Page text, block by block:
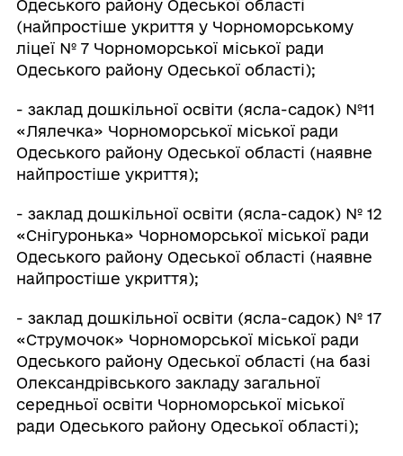
Одеського району Одеської області
(найпростіше укриття у Чорноморському
ліцеї № 7 Чорноморської міської ради
Одеського району Одеської області);
- заклад дошкільної освіти (ясла-садок) №11
«Лялечка» Чорноморської міської ради
Одеського району Одеської області (наявне
найпростіше укриття);
- заклад дошкільної освіти (ясла-садок) № 12
«Снігуронька» Чорноморської міської ради
Одеського району Одеської області (наявне
найпростіше укриття);
- заклад дошкільної освіти (ясла-садок) № 17
«Струмочок» Чорноморської міської ради
Одеського району Одеської області (на базі
Олександрівського закладу загальної
середньої освіти Чорноморської міської
ради Одеського району Одеської області);